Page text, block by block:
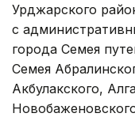
Урджарского
с
города Семея
Семея
Акбулакского,